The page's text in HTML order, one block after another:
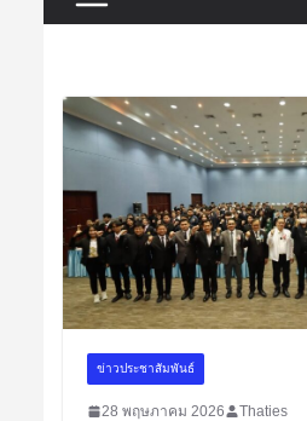
ข่าวประชาสัมพันธ์
28 พฤษภาคม 2026 Thaties